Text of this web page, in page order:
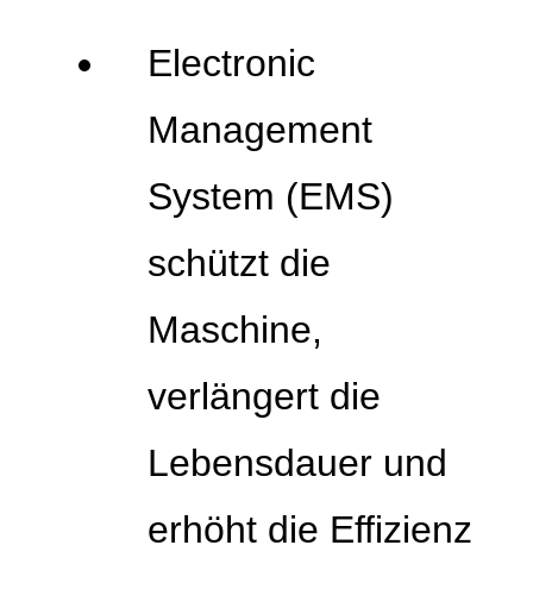
Electronic
Management
System (EMS)
schützt die
Maschine,
verlängert die
Lebensdauer und
erhöht die Effizienz